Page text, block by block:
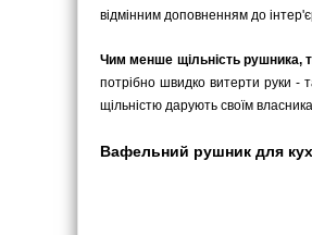
відмінним доповненням до
Чим менше щільність рушника,
потрібно швидко витерти руки -
щільністю дарують своїм
Вафельний рушник для